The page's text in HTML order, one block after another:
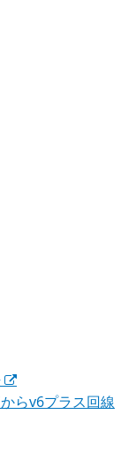
らv6プラス回線